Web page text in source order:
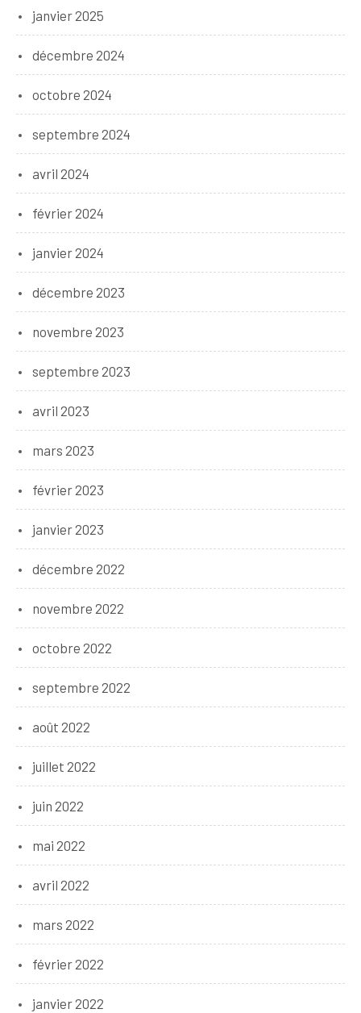
janvier 2025
décembre 2024
octobre 2024
septembre 2024
avril 2024
février 2024
janvier 2024
décembre 2023
novembre 2023
septembre 2023
avril 2023
mars 2023
février 2023
janvier 2023
décembre 2022
novembre 2022
octobre 2022
septembre 2022
août 2022
juillet 2022
juin 2022
mai 2022
avril 2022
mars 2022
février 2022
janvier 2022